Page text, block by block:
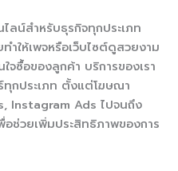
ลน์สำหรับธุรกิจทุกประเภท
ให้เพจหรือเว็บไซต์ดูสวยงาม
ซื้อของลูกค้า บริการของเรา
กประเภท ตั้งแต่โฆษณา
Instagram Ads ไปจนถึง
อช่วยเพิ่มประสิทธิภาพของการ